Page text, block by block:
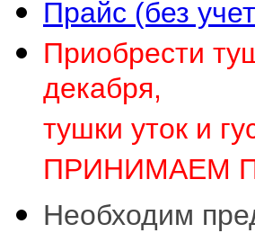
Прайс (без
Приобрести
декабря,
тушки уток и
ПРИНИМАЕМ
Необходим